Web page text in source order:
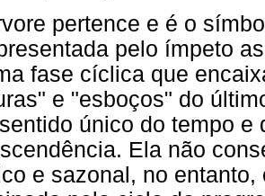
pertence e é o
pelo ímpeto
fase cíclica que
e "esboços" do
único do tempo
Ela não
e sazonal, no